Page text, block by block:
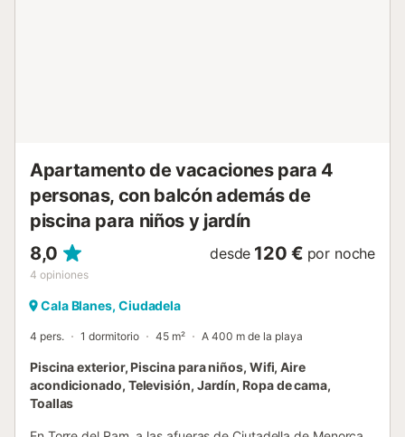
Apartamento de vacaciones para 4
personas, con balcón además de
piscina para niños y jardín
8,0
4 opiniones
desde 120 € por noche
Cala Blanes, Ciudadela
4 pers. 1 dormitorio 45 m² A 400 m de la playa
Piscina exterior, Piscina para niños, Wifi, Aire
acondicionado, Televisión, Jardín, Ropa de cama,
Toallas